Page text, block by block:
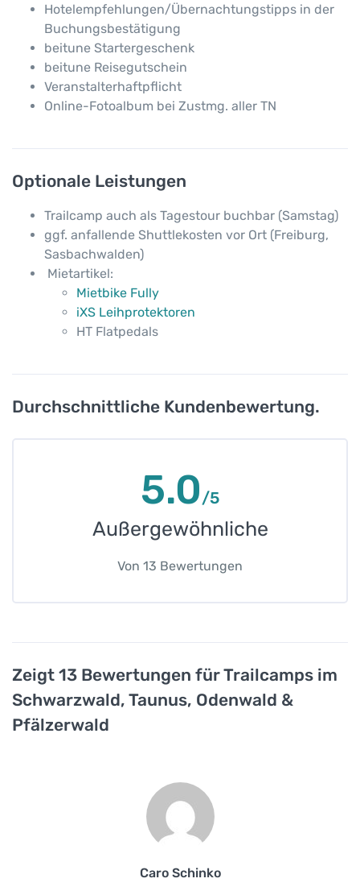
Hotelempfehlungen/Übernachtungstipps in der
Buchungsbestätigung
beitune Startergeschenk
beitune Reisegutschein
Veranstalterhaftpflicht
Online-Fotoalbum bei Zustmg. aller TN
Optionale Leistungen
Trailcamp auch als Tagestour buchbar (Samstag)
ggf. anfallende Shuttlekosten vor Ort (Freiburg,
Sasbachwalden)
Mietartikel:
Mietbike Fully
iXS Leihprotektoren
HT Flatpedals
Durchschnittliche Kundenbewertung.
5.0/5
Außergewöhnliche
Von 13 Bewertungen
Zeigt 13 Bewertungen für Trailcamps im
Schwarzwald, Taunus, Odenwald &
Pfälzerwald
Caro Schinko